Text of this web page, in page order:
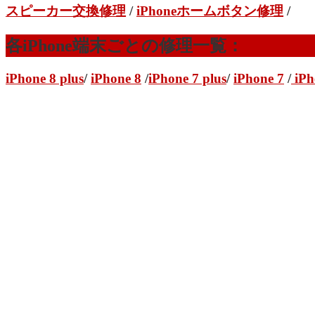
スピーカー交換修理 /iPhoneホームボタン修理 /
各iPhone端末ごとの修理一覧：
iPhone 8 plus/iPhone 8 /iPhone 7 plus/iPhone 7 /